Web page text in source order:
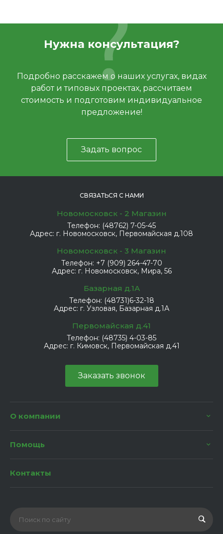
Нужна консультация?
Подробно расскажем о наших услугах, видах
работ и типовых проектах, рассчитаем
стоимость и подготовим индивидуальное
предложение!
Задать вопрос
СВЯЗАТЬСЯ С НАМИ
Новомосковск - 2 Магазин
Телефон: (48762) 7-05-45
Адрес: г. Новомосковск, Первомайская д.108
Новомосковск - 3 Магазин
Телефон: +7 (909) 264-47-70
Адрес: г. Новомосковск, Мира, 56
Базарная д.1А
Телефон: (48731)6-32-18
Адрес: г. Узловая, Базарная д.1А
Первомайская д.41
Телефон: (48735) 4-03-85
Адрес: г. Кимовск, Первомайская д.41
Заказать звонок
О компании
Помощь
Контакты